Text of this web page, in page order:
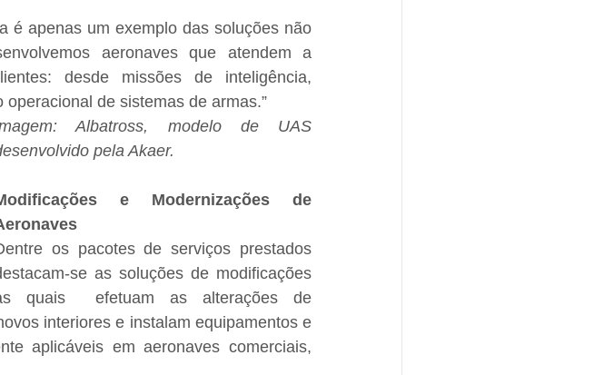
é apenas um exemplo das soluções não
aeronaves que atendem a
desde missões de inteligência,
de sistemas de armas.”
Albatross, modelo de UAS
pela Akaer.
e Modernizações de
os pacotes de serviços prestados
se as soluções de modificações
quais  efetuam as alterações de
interiores e instalam equipamentos e
aplicáveis em aeronaves comerciais,